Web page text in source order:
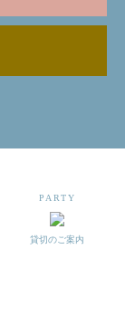
PARTY
貸切のご案内